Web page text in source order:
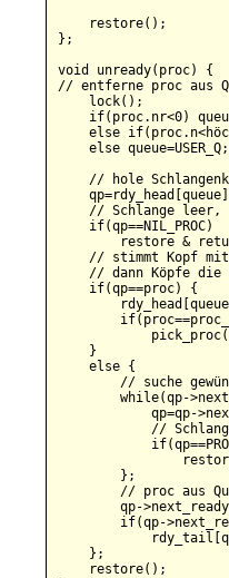
restore();
};
void unready(proc) {
// entferne proc aus
    lock();
if(proc.nr<0)
else
    else queue=USER_Q;
// hole
// Schlange leer,
    if(qp==NIL_PROC)
restore &
// stimmt Kopf
// dann Köpfe die
    if(qp==proc) {
    }
    else {
// suche
while(qp-
qp=qp-
//
        };
// proc aus
qp-
if(qp-
    };
restore();